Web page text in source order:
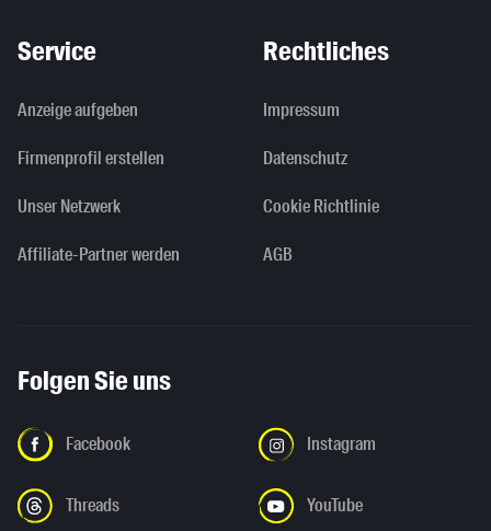
Service
Anzeige aufgeben
Firmenprofil erstellen
Unser Netzwerk
Affiliate-Partner werden
Rechtliches
Impressum
Datenschutz
Cookie Richtlinie
AGB
Folgen Sie uns
Facebook Instagram
Threads YouTube